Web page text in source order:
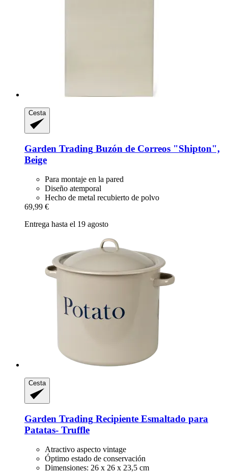
Cesta
Garden Trading Buzón de Correos "Shipton",
Beige
Para montaje en la pared
Diseño atemporal
Hecho de metal recubierto de polvo
69,99 €
Entrega hasta el 19 agosto
Cesta
Garden Trading Recipiente Esmaltado para
Patatas-​ Truffle
Atractivo aspecto vintage
Óptimo estado de conservación
Dimensiones: 26 x 26 x 23,5 cm